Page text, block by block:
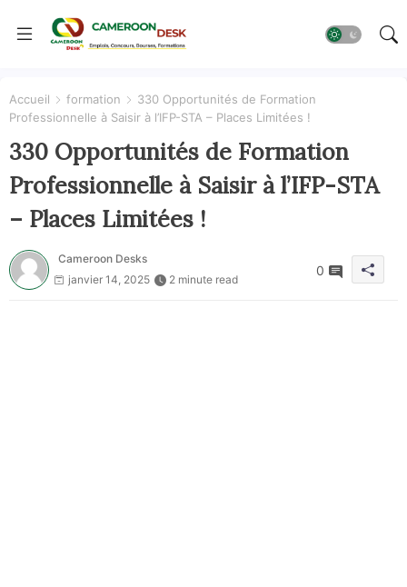
Accueil formation
330 Opportunités de Formation
Professionnelle à Saisir à l’IFP-STA – Places Limitées !
330 Opportunités de Formation
Professionnelle à Saisir à l’IFP-STA
– Places Limitées !
Cameroon Desks
janvier 14, 2025
2 minute read
0